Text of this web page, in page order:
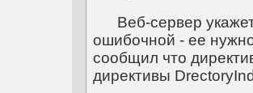
Веб-сервер укажет
ошибочной - ее
сообщил что
директивы